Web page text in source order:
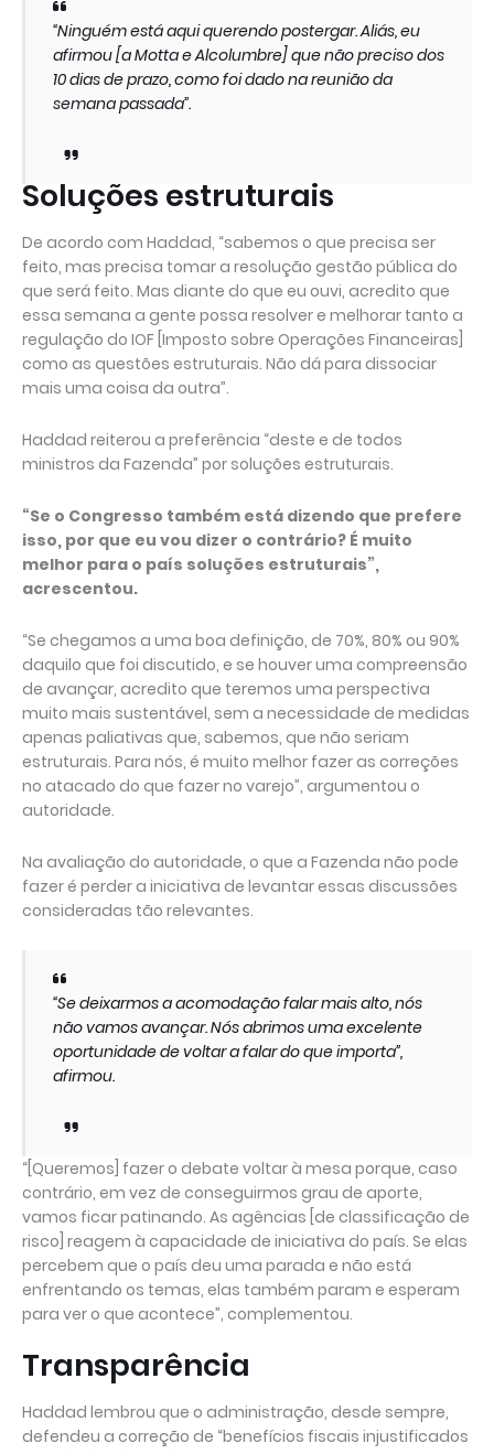
“Ninguém está aqui querendo postergar. Aliás, eu
afirmou [a Motta e Alcolumbre] que não preciso dos
10 dias de prazo, como foi dado na reunião da
semana passada”.
Soluções estruturais
De acordo com Haddad, “sabemos o que precisa ser
feito, mas precisa tomar a resolução gestão pública do
que será feito. Mas diante do que eu ouvi, acredito que
essa semana a gente possa resolver e melhorar tanto a
regulação do IOF [Imposto sobre Operações Financeiras]
como as questões estruturais. Não dá para dissociar
mais uma coisa da outra”.
Haddad reiterou a preferência “deste e de todos
ministros da Fazenda” por soluções estruturais.
“Se o Congresso também está dizendo que prefere
isso, por que eu vou dizer o contrário? É muito
melhor para o país soluções estruturais”,
acrescentou.
“Se chegamos a uma boa definição, de 70%, 80% ou 90%
daquilo que foi discutido, e se houver uma compreensão
de avançar, acredito que teremos uma perspectiva
muito mais sustentável, sem a necessidade de medidas
apenas paliativas que, sabemos, que não seriam
estruturais. Para nós, é muito melhor fazer as correções
no atacado do que fazer no varejo”, argumentou o
autoridade.
Na avaliação do autoridade, o que a Fazenda não pode
fazer é perder a iniciativa de levantar essas discussões
consideradas tão relevantes.
“Se deixarmos a acomodação falar mais alto, nós
não vamos avançar. Nós abrimos uma excelente
oportunidade de voltar a falar do que importa”,
afirmou.
“[Queremos] fazer o debate voltar à mesa porque, caso
contrário, em vez de conseguirmos grau de aporte,
vamos ficar patinando. As agências [de classificação de
risco] reagem à capacidade de iniciativa do país. Se elas
percebem que o país deu uma parada e não está
enfrentando os temas, elas também param e esperam
para ver o que acontece”, complementou.
Transparência
Haddad lembrou que o administração, desde sempre,
defendeu a correção de “benefícios fiscais injustificados